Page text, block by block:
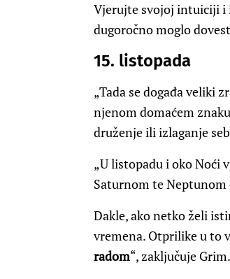
Vjerujte svojoj intuiciji i
dugoročno moglo
15. listopada
„Tada se događa veliki
njenom domaćem
druženje ili izlaganje
„U listopadu i oko Noći
Saturnom te
Dakle, ako netko želi
vremena. Otprilike u to
radom“, zaključuje Grim.